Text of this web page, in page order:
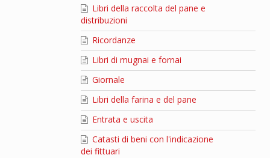
Libri della raccolta del pane e
distribuzioni
Ricordanze
Libri di mugnai e fornai
Giornale
Libri della farina e del pane
Entrata e uscita
Catasti di beni con l'indicazione
dei fittuari